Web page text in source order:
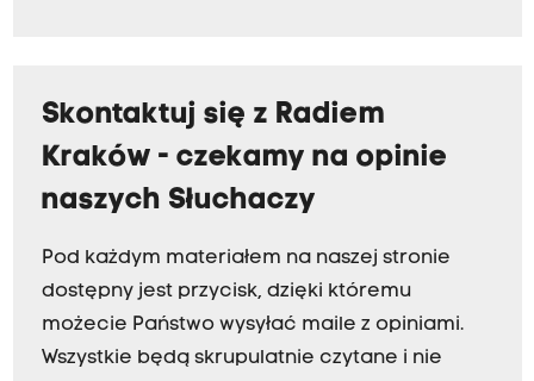
Skontaktuj się z Radiem
Kraków - czekamy na opinie
naszych Słuchaczy
Pod każdym materiałem na naszej stronie
dostępny jest przycisk, dzięki któremu
możecie Państwo wysyłać maile z opiniami.
Wszystkie będą skrupulatnie czytane i nie